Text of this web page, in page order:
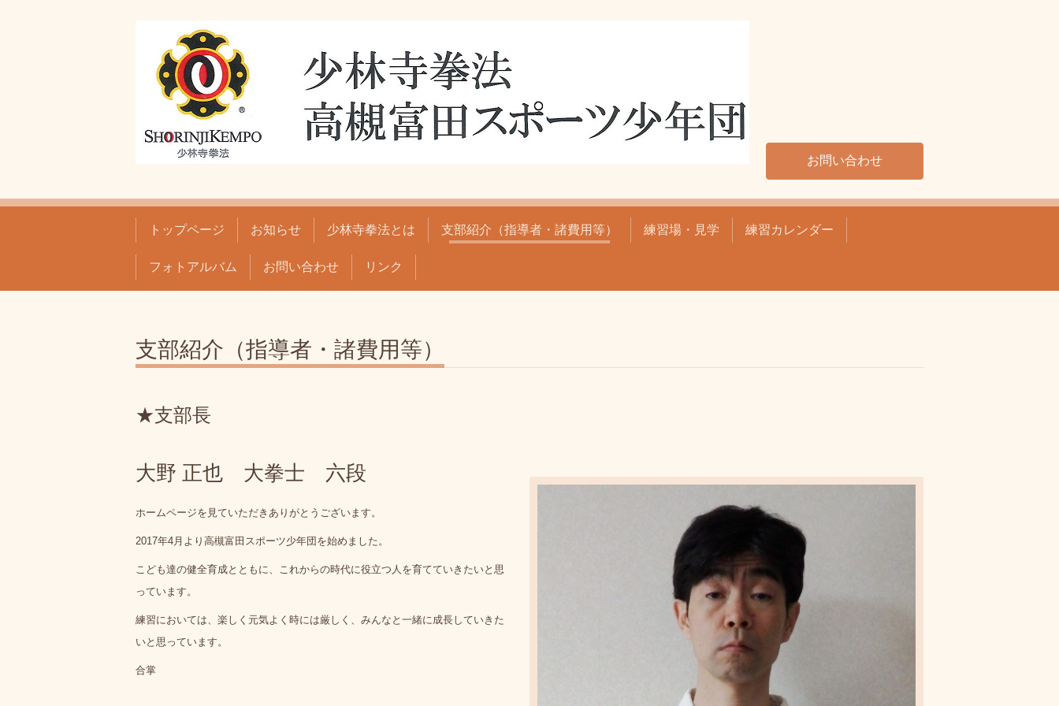
お問い合わせ
トップページ お知らせ 少林寺拳法とは 支部紹介（指導者・諸費用等） 練習場・見学 練習カレンダー
フォトアルバム お問い合わせ リンク
支部紹介（指導者・諸費用等）
★支部長
大野 正也 大拳士 六段
ホームページを見ていただきありがとうございます。
2017年4月より高槻富田スポーツ少年団を始めました。
こども達の健全育成とともに、これからの時代に役立つ人を育てていきたいと思
っています。
練習においては、楽しく元気よく時には厳しく、みんなと一緒に成長していきた
いと思っています。
合掌